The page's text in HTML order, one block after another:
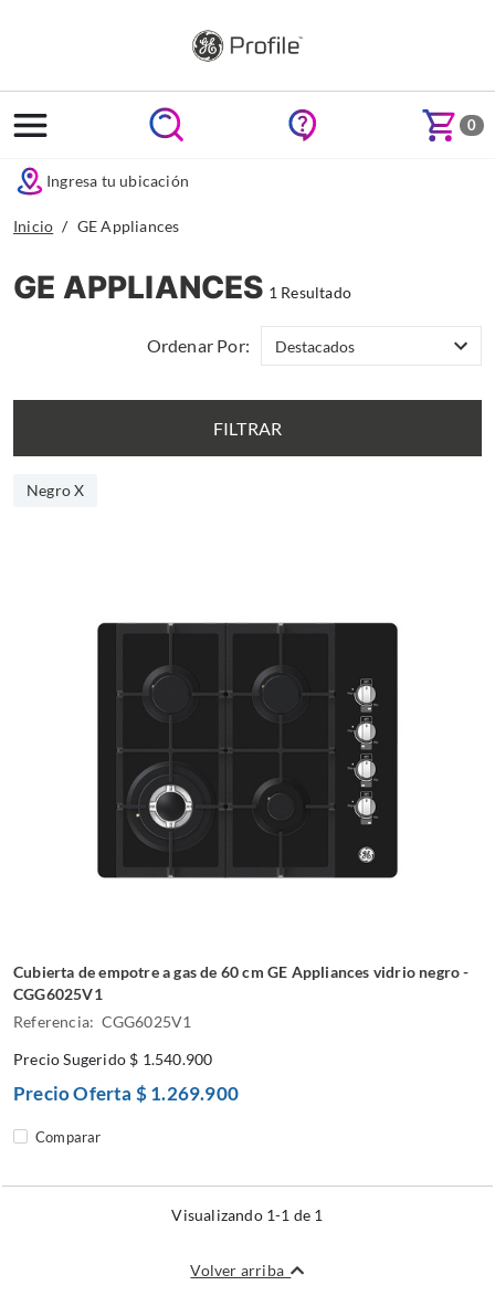
0
Ingresa tu ubicación
Inicio GE Appliances
GE APPLIANCES 1 Resultado
Ordenar Por:
FILTRAR
Negro X
Cubierta de empotre a gas de 60 cm GE Appliances vidrio negro -
CGG6025V1
Referencia: CGG6025V1
Precio Sugerido $ 1.540.900
Precio Oferta $ 1.269.900
Comparar
Visualizando 1-1 de 1
Volver arriba